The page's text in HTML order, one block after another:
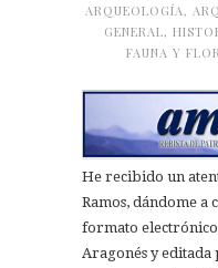
ARQUEOLOGÍA ,
GENERAL,
FAUNA Y
He recibido un
Ramos, dándome a
formato
Aragonés y editada